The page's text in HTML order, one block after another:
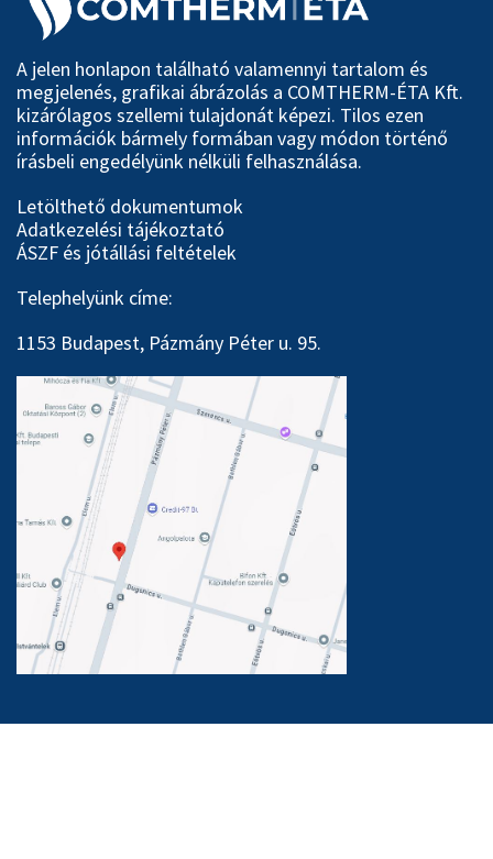
A jelen honlapon található valamennyi tartalom és
megjelenés, grafikai ábrázolás a COMTHERM-ÉTA Kft.
kizárólagos szellemi tulajdonát képezi. Tilos ezen
információk bármely formában vagy módon történő
írásbeli engedélyünk nélküli felhasználása.
Letölthető dokumentumok
Adatkezelési tájékoztató
ÁSZF és jótállási feltételek
Telephelyünk címe:
1153 Budapest, Pázmány Péter u. 95.